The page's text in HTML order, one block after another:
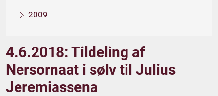
2009
4.6.2018: Tildeling af
Nersornaat i sølv til Julius
Jeremiassena